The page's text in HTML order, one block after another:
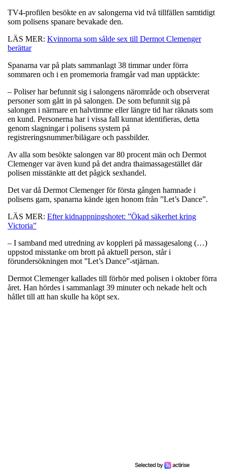
TV4-profilen besökte en av salongerna vid två tillfällen samtidigt
som polisens spanare bevakade den.
LÄS MER: Kvinnorna som sålde sex till Dermot Clemenger
berättar
Spanarna var på plats sammanlagt 38 timmar under förra
sommaren och i en promemoria framgår vad man upptäckte:
– Poliser har befunnit sig i salongens närområde och observerat
personer som gått in på salongen. De som befunnit sig på
salongen i närmare en halvtimme eller längre tid har räknats som
en kund. Personerna har i vissa fall kunnat identifieras, detta
genom slagningar i polisens system på
registreringsnummer/bilägare och passbilder.
Av alla som besökte salongen var 80 procent män och Dermot
Clemenger var även kund på det andra thaimassagestället där
polisen misstänkte att det pågick sexhandel.
Det var då Dermot Clemenger för första gången hamnade i
polisens garn, spanarna kände igen honom från ”Let’s Dance”.
LÄS MER: Efter kidnappningshotet: ”Ökad säkerhet kring
Victoria”
– I samband med utredning av koppleri på massagesalong (…)
uppstod misstanke om brott på aktuell person, står i
förundersökningen mot ”Let’s Dance”-stjärnan.
Dermot Clemenger kallades till förhör med polisen i oktober förra
året. Han hördes i sammanlagt 39 minuter och nekade helt och
hållet till att han skulle ha köpt sex.